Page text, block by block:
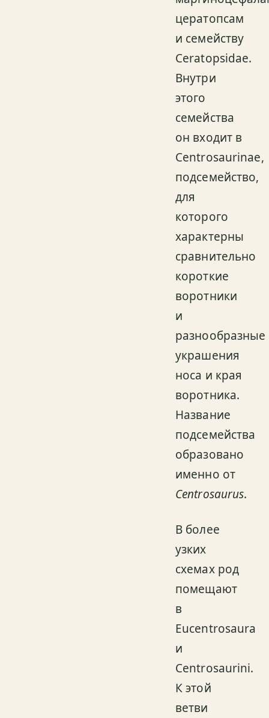
цератопсам
и семейству
Ceratopsidae.
Внутри
этого
семейства
он входит в
Centrosaurinae,
подсемейство,
для
которого
характерны
сравнительно
короткие
воротники
и
разнообразные
украшения
носа и края
воротника.
Название
подсемейства
образовано
именно от
Centrosaurus.
В более
узких
схемах род
помещают
в
Eucentrosaura
и
Centrosaurini.
К этой
ветви